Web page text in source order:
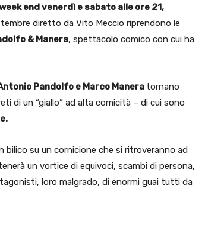
end venerdì e sabato alle ore 21,
diretto da Vito Meccio riprendono le
& Manera, spettacolo comico con cui ha
Pandolfo e Marco Manera tornano
di un “giallo” ad alta comicità – di cui sono
bilico su un cornicione che si ritroveranno ad
un vortice di equivoci, scambi di persona,
loro malgrado, di enormi guai tutti da